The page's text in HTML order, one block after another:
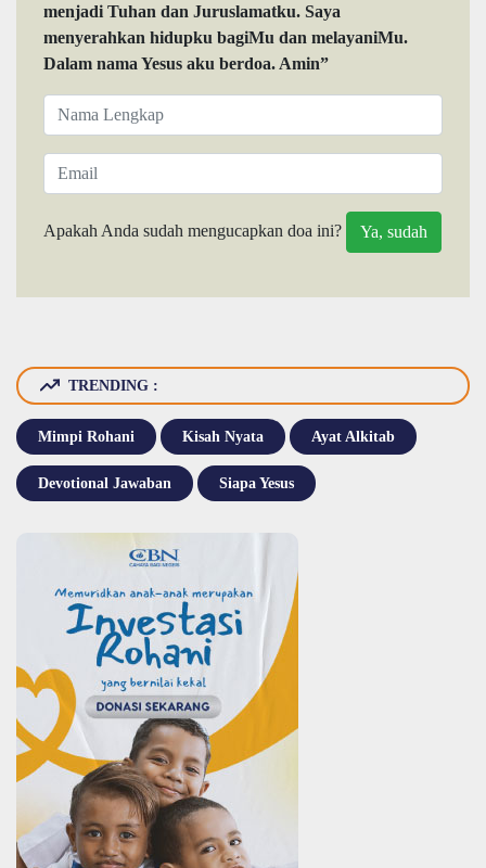
menjadi Tuhan dan Juruslamatku. Saya
menyerahkan hidupku bagiMu dan melayaniMu.
Dalam nama Yesus aku berdoa. Amin”
Apakah Anda sudah mengucapkan doa ini?
TRENDING :
Mimpi Rohani Kisah Nyata Ayat Alkitab
Devotional Jawaban Siapa Yesus